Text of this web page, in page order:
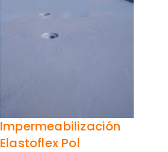
Impermeabilización
Elastoflex Pol